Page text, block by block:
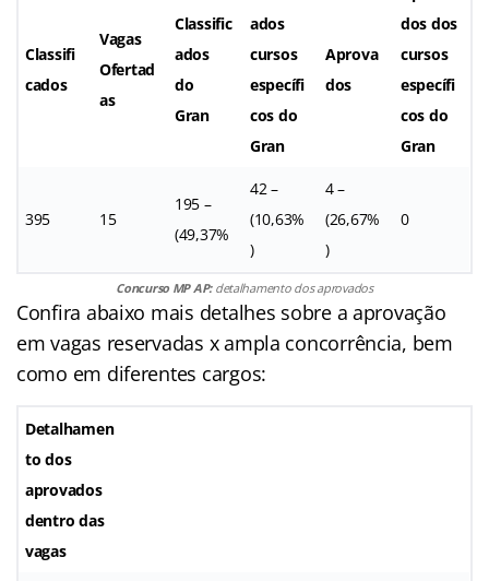
Classifi
cados
Vagas
Ofertad
as
Classific
ados
do
Gran
ados
cursos
específi
cos do
Gran
Aprova
dos
dos dos
cursos
específi
cos do
Gran
395 15
195 –
(49,37%
42 –
(10,63%
)
4 –
(26,67%
)
0
Concurso MP AP: detalhamento dos aprovados
Confira abaixo mais detalhes sobre a aprovação
em vagas reservadas x ampla concorrência, bem
como em diferentes cargos:
Detalhamen
to dos
aprovados
dentro das
vagas